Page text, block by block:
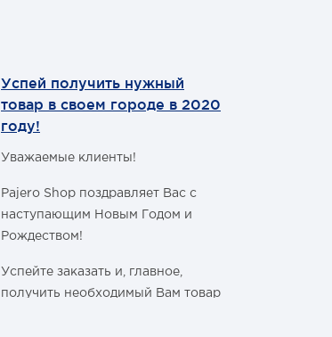
Успей получить нужный
товар в своем городе в 2020
году!
Уважаемые клиенты!
Pajero Shop поздравляет Вас с
наступающим Новым Годом и
Рождеством!
Успейте заказать и, главное,
получить необходимый Вам товар